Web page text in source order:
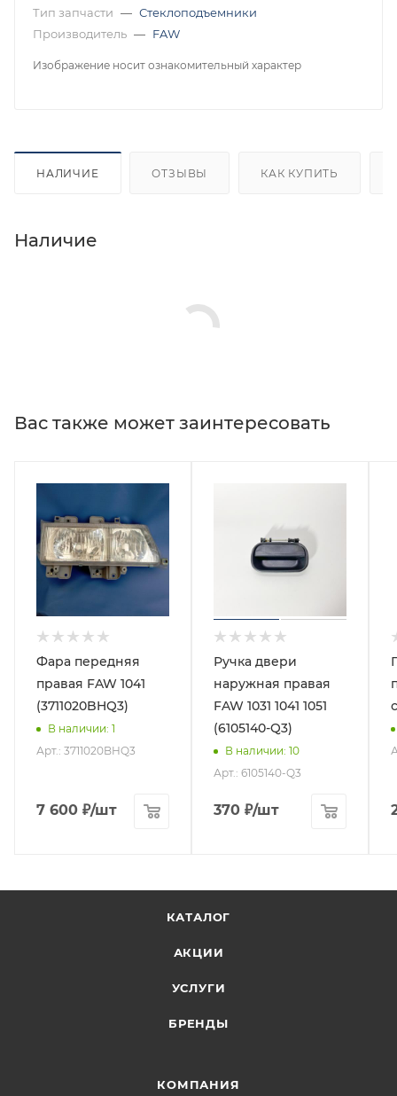
Тип запчасти — Стеклоподъемники
Производитель — FAW
Изображение носит ознакомительный характер
НАЛИЧИЕ ОТЗЫВЫ КАК КУПИТЬ
Наличие
Вас также может заинтересовать
Фара передняя
правая FAW 1041
(3711020BHQ3)
В наличии: 1
Арт.: 3711020BHQ3
7 600 ₽/шт
Ручка двери
наружная правая
FAW 1031 1041 1051
(6105140-Q3)
В наличии: 10
Арт.: 6105140-Q3
370 ₽/шт
КАТАЛОГ
АКЦИИ
УСЛУГИ
БРЕНДЫ
КОМПАНИЯ